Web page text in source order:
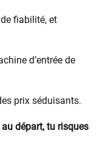
fiabilité, et
d’entrée de
prix séduisants.
départ, tu risques